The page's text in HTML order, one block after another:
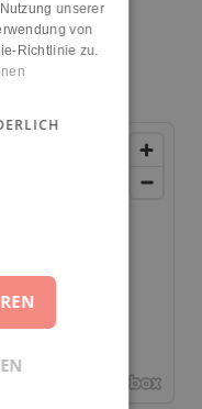
unserer
von
Richtlinie zu.